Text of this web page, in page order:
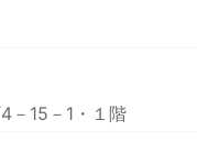
－15－1・１階